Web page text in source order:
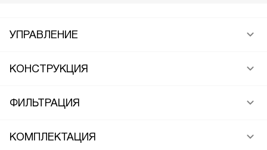
УПРАВЛЕНИЕ
КОНСТРУКЦИЯ
ФИЛЬТРАЦИЯ
КОМПЛЕКТАЦИЯ